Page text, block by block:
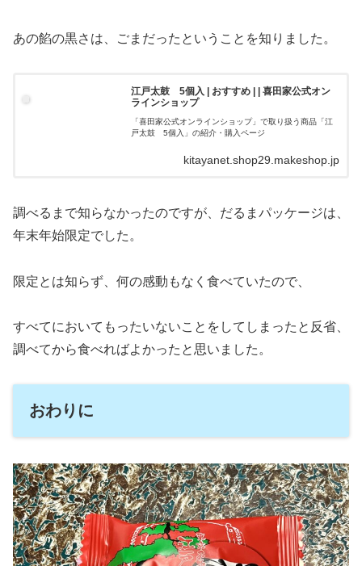
あの餡の黒さは、ごまだったということを知りました。
江戸太鼓 5個入 | おすすめ | | 喜田家公式オン
ラインショップ
「喜田家公式オンラインショップ」で取り扱う商品「江
戸太鼓 5個入」の紹介・購入ページ
kitayanet.shop29.makeshop.jp
調べるまで知らなかったのですが、だるまパッケージは、
年末年始限定でした。
限定とは知らず、何の感動もなく食べていたので、
すべてにおいてもったいないことをしてしまったと反省、
調べてから食べればよかったと思いました。
おわりに